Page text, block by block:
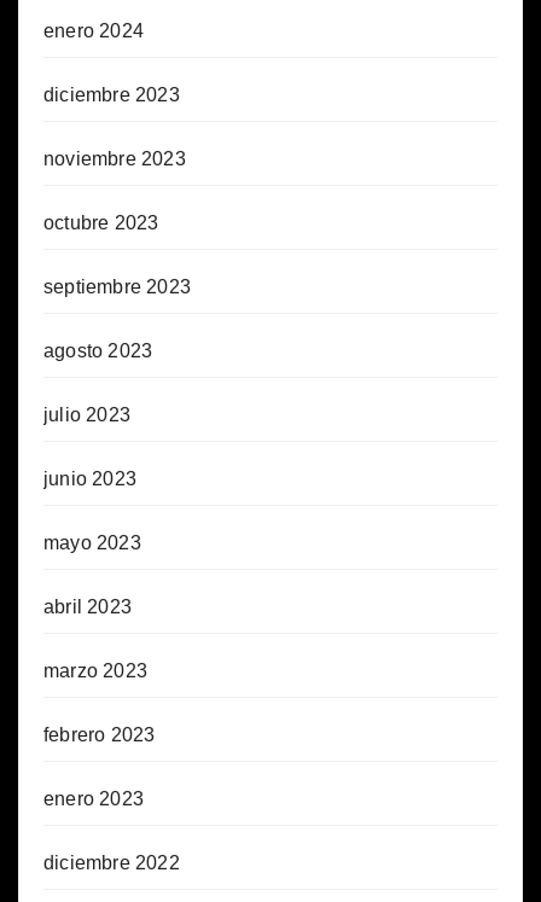
enero 2024
diciembre 2023
noviembre 2023
octubre 2023
septiembre 2023
agosto 2023
julio 2023
junio 2023
mayo 2023
abril 2023
marzo 2023
febrero 2023
enero 2023
diciembre 2022